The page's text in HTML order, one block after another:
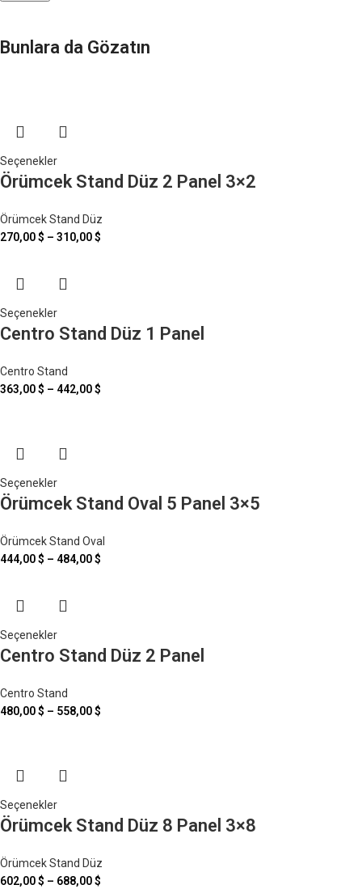
Bunlara da Gözatın
Seçenekler
Örümcek Stand Düz 2 Panel 3×2
Örümcek Stand Düz
270,00$ – 310,00$
Seçenekler
Centro Stand Düz 1 Panel
Centro Stand
363,00$ – 442,00$
Seçenekler
Örümcek Stand Oval 5 Panel 3×5
Örümcek Stand Oval
444,00$ – 484,00$
Seçenekler
Centro Stand Düz 2 Panel
Centro Stand
480,00$ – 558,00$
Seçenekler
Örümcek Stand Düz 8 Panel 3×8
Örümcek Stand Düz
602,00$ – 688,00$